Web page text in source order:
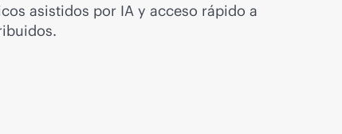
asistidos por IA y acceso rápido a